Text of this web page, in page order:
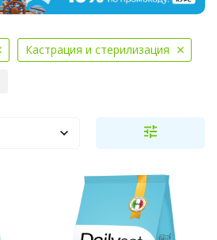
Кастрация и стерилизация